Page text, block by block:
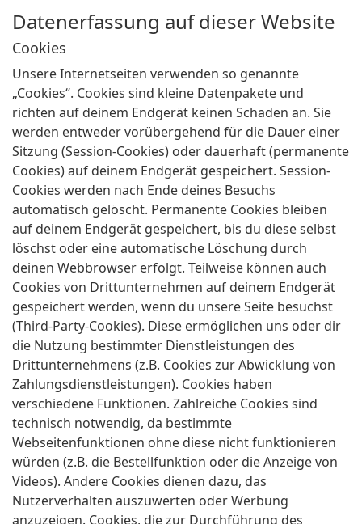
Datenerfassung auf dieser Website
Cookies
Unsere Internetseiten verwenden so genannte
„Cookies“. Cookies sind kleine Datenpakete und
richten auf deinem Endgerät keinen Schaden an. Sie
werden entweder vorübergehend für die Dauer einer
Sitzung (Session-Cookies) oder dauerhaft (permanente
Cookies) auf deinem Endgerät gespeichert. Session-
Cookies werden nach Ende deines Besuchs
automatisch gelöscht. Permanente Cookies bleiben
auf deinem Endgerät gespeichert, bis du diese selbst
löschst oder eine automatische Löschung durch
deinen Webbrowser erfolgt. Teilweise können auch
Cookies von Drittunternehmen auf deinem Endgerät
gespeichert werden, wenn du unsere Seite besuchst
(Third-Party-Cookies). Diese ermöglichen uns oder dir
die Nutzung bestimmter Dienstleistungen des
Drittunternehmens (z.B. Cookies zur Abwicklung von
Zahlungsdienstleistungen). Cookies haben
verschiedene Funktionen. Zahlreiche Cookies sind
technisch notwendig, da bestimmte
Webseitenfunktionen ohne diese nicht funktionieren
würden (z.B. die Bestellfunktion oder die Anzeige von
Videos). Andere Cookies dienen dazu, das
Nutzerverhalten auszuwerten oder Werbung
anzuzeigen. Cookies, die zur Durchführung des